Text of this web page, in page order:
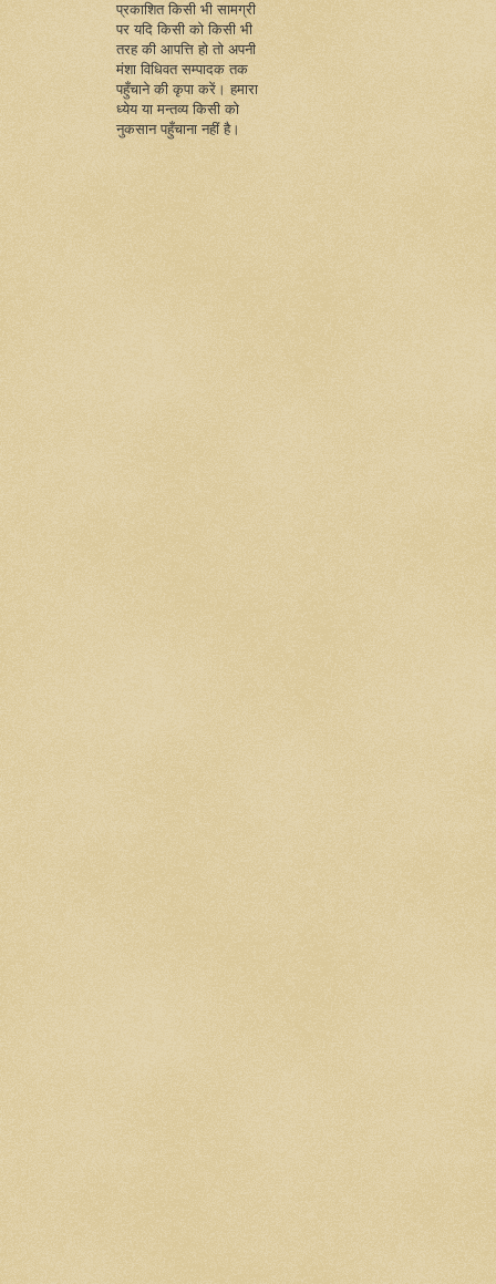
प्रकाशित किसी भी सामग्री
पर यदि किसी को किसी भी
तरह की आपत्ति हो तो अपनी
मंशा विधिवत सम्पादक तक
पहुँचाने की कृपा करें। हमारा
ध्येय या मन्तव्य किसी को
नुकसान पहुँचाना नहीं है।